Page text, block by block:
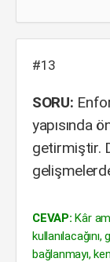
#13
SORU:
yapısında
getirmiştir.
CEVAP: Kâr
bağlanmayı,